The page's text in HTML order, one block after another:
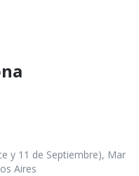
y 11 de Septiembre), Mar
Aires